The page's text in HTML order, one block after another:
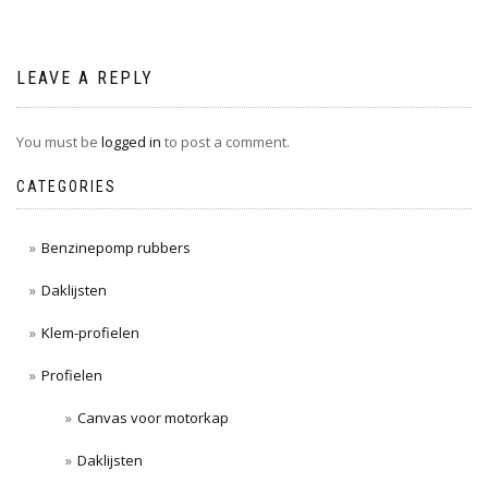
LEAVE A REPLY
You must be logged in to post a comment.
CATEGORIES
Benzinepomp rubbers
Daklijsten
Klem-profielen
Profielen
Canvas voor motorkap
Daklijsten